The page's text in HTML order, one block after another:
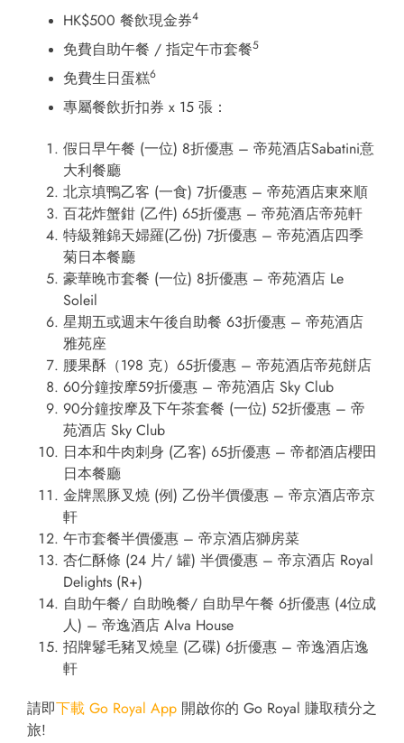
HK$500 餐飲現金券4
免費自助午餐 / 指定午市套餐5
免費生日蛋糕6
專屬餐飲折扣券 x 15 張：
假日早午餐 (一位) 8折優惠 – 帝苑酒店Sabatini意
大利餐廳
北京填鴨乙客 (一食) 7折優惠 – 帝苑酒店東來順
百花炸蟹鉗 (乙件) 65折優惠 – 帝苑酒店帝苑軒
特級雜錦天婦羅(乙份) 7折優惠 – 帝苑酒店四季
菊日本餐廳
豪華晚市套餐 (一位) 8折優惠 – 帝苑酒店 Le
Soleil
星期五或週末午後自助餐 63折優惠 – 帝苑酒店
雅苑座
腰果酥（198 克）65折優惠 – 帝苑酒店帝苑餅店
60分鐘按摩59折優惠 – 帝苑酒店 Sky Club
90分鐘按摩及下午茶套餐 (一位) 52折優惠 – 帝
苑酒店 Sky Club
日本和牛肉刺身 (乙客) 65折優惠 – 帝都酒店櫻田
日本餐廳
金牌黑豚叉燒 (例) 乙份半價優惠 – 帝京酒店帝京
軒
午市套餐半價優惠 – 帝京酒店獅房菜
杏仁酥條 (24 片/ 罐) 半價優惠 – 帝京酒店 Royal
Delights (R+)
自助午餐/ 自助晚餐/ 自助早午餐 6折優惠 (4位成
人) – 帝逸酒店 Alva House
招牌鬈毛豬叉燒皇 (乙碟) 6折優惠 – 帝逸酒店逸
軒
請即下載 Go Royal App 開啟你的 Go Royal 賺取積分之
旅!